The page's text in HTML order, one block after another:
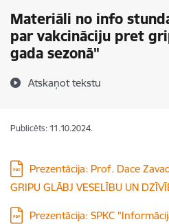
Materiāli no info
par vakcināciju pret
gada sezonā"
Atskaņot tekstu
Publicēts: 11.10.2024.
Lejupielādēt:
Prezentācija: Prof. Dace
GRIPU GLĀBJ VESELĪBU UN
Lejupielādēt:
Prezentācija: SPKC